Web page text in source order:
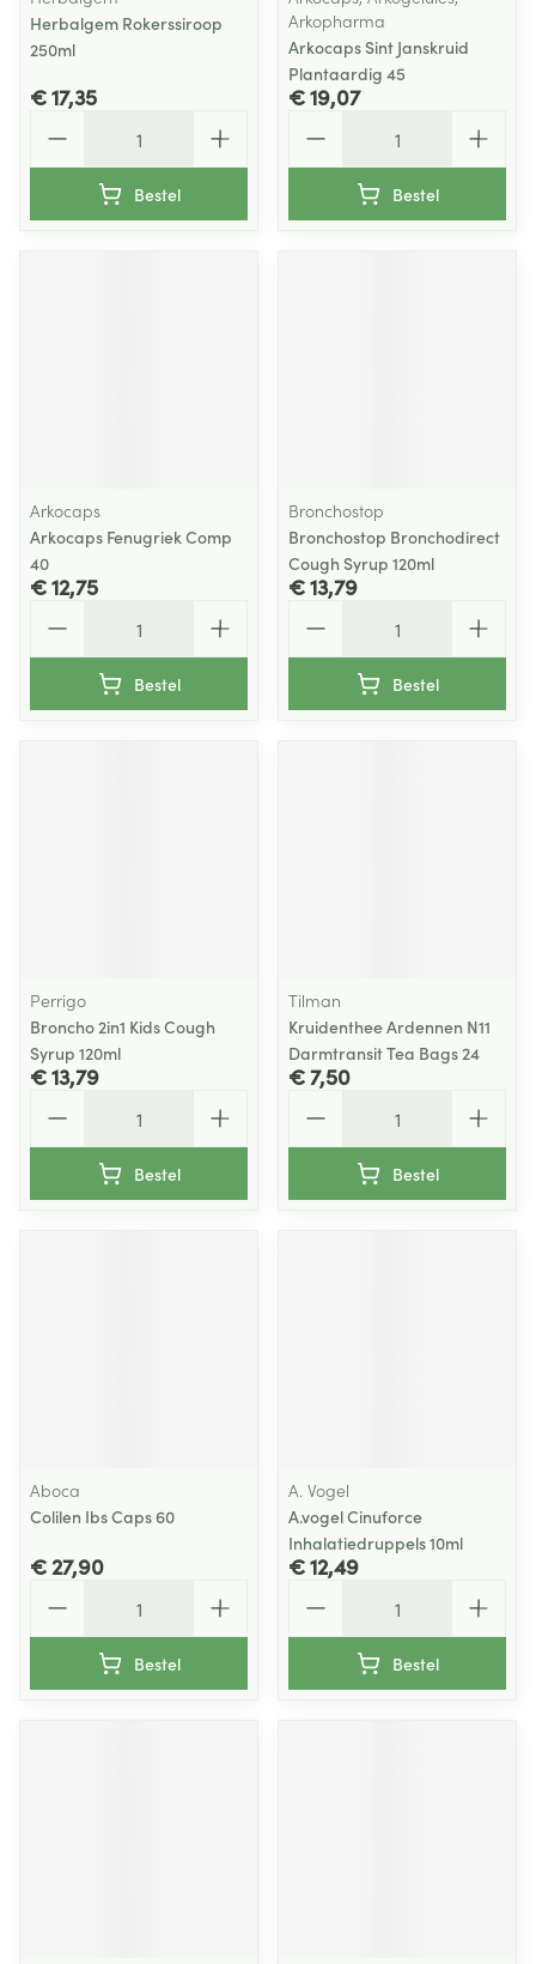
Herbalgem Rokerssiroop
250ml
€ 17,35
Bestel
Arkopharma
Arkocaps Sint Janskruid
Plantaardig 45
€ 19,07
Bestel
Arkocaps
Arkocaps Fenugriek Comp
40
€ 12,75
Bestel
Bronchostop
Bronchostop Bronchodirect
Cough Syrup 120ml
€ 13,79
Bestel
Perrigo
Broncho 2in1 Kids Cough
Syrup 120ml
€ 13,79
Bestel
Tilman
Kruidenthee Ardennen N11
Darmtransit Tea Bags 24
€ 7,50
Bestel
Aboca
Colilen Ibs Caps 60
€ 27,90
Bestel
A. Vogel
A.vogel Cinuforce
Inhalatiedruppels 10ml
€ 12,49
Bestel